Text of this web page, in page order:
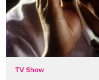
TV Show